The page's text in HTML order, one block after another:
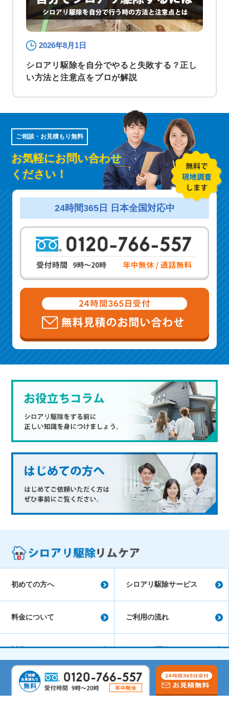
2026年8月1日
シロアリ駆除を自分でやると失敗する？正し
い方法と注意点をプロが解説
ご相談・お見積もり無料
お気軽にお問い合わせ
ください！
24時間365日 日本全国対応中
初めての方へ シロアリ駆除サービス
料金について ご利用の流れ
対応エリア シロアリ駆除コラム
会社概要 よくあるご質問